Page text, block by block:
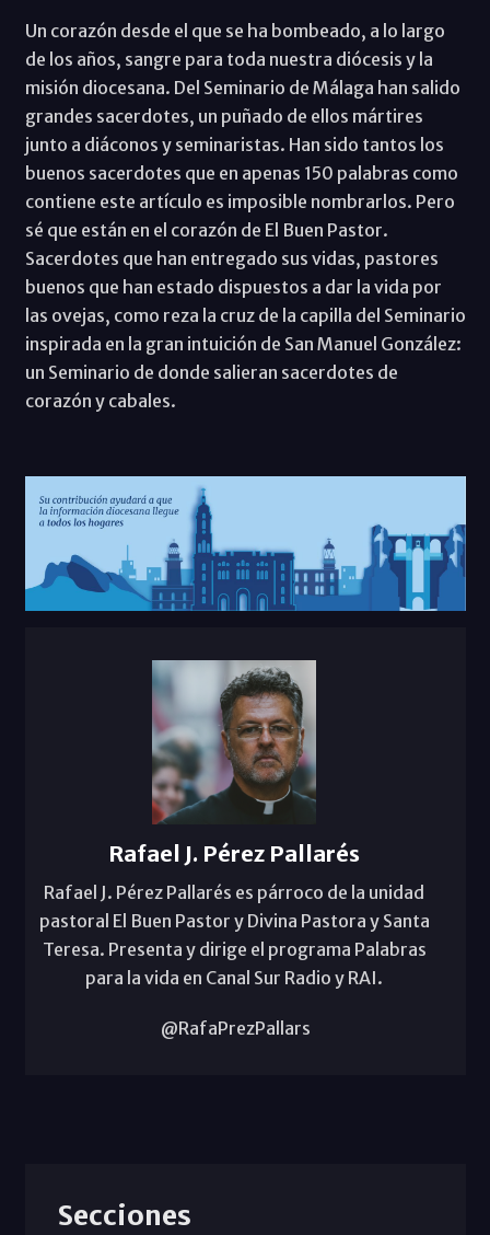
Un corazón desde el que se ha bombeado, a lo largo
de los años, sangre para toda nuestra diócesis y la
misión diocesana. Del Seminario de Málaga han salido
grandes sacerdotes, un puñado de ellos mártires
junto a diáconos y seminaristas. Han sido tantos los
buenos sacerdotes que en apenas 150 palabras como
contiene este artículo es imposible nombrarlos. Pero
sé que están en el corazón de El Buen Pastor.
Sacerdotes que han entregado sus vidas, pastores
buenos que han estado dispuestos a dar la vida por
las ovejas, como reza la cruz de la capilla del Seminario
inspirada en la gran intuición de San Manuel González:
un Seminario de donde salieran sacerdotes de
corazón y cabales.
Rafael J. Pérez Pallarés
Rafael J. Pérez Pallarés es párroco de la unidad
pastoral El Buen Pastor y Divina Pastora y Santa
Teresa. Presenta y dirige el programa Palabras
para la vida en Canal Sur Radio y RAI.
@RafaPrezPallars
Secciones